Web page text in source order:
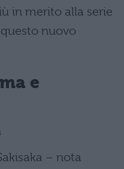
in merito alla serie
nuovo
e
– nota